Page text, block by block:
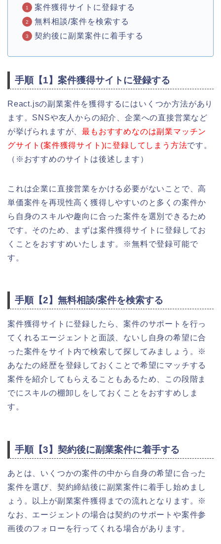
案件獲得サイトに登録する
無料相談/案件を検索する
契約後に副業案件に着手する
手順【1】案件獲得サイトに登録する
React.jsの副業案件を獲得するにはいくつか方法があり
ます。SNSや友人からの紹介、企業への直接営業など
が挙げられますが、最もおすすめなのは副業マッチン
グサイト(案件獲得サイト)に登録してしまう方法です。
（※おすすめのサイトは後述します）
これは企業に直接営業をかける必要がないことで、高
単価案件を再現性高く獲得しやすいのと多くの案件か
ら自身のスキルや趣向に合った案件を選別できるため
です。そのため、まずは案件獲得サイトに登録してお
くことをおすすめいたします。※無料で登録可能で
す。
手順【2】無料相談/案件を検索する
案件獲得サイトに登録したら、案件のサポートを行っ
てくれるエージェントと面談、ないし自身の希望に合
った案件をサイト内で検索して探してみましょう。※
あなたの経歴を登録しておくことで希望にマッチする
案件を紹介してもらえることもあるため、この段階ま
でにスキルの棚卸しをしておくことをおすすめしま
す。
手順【3】契約後に副業案件に着手する
あとは、いくつかの案件の中から自身の希望に合った
案件を選び、契約締結後に副業案件に着手し始めまし
ょう。以上が副業案件獲得までの流れとなります。※
なお、エージェントの場合は契約のサポートや案件参
画後のフォローを行ってくれる場合があります。